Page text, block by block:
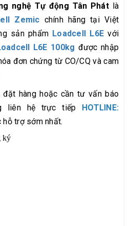
nghệ Tự động Tân Phátlà
Zemic chính hãng tại Việt
sản phẩm Loadcell L6E với
L6E 100kg được nhập
đơn chứng từ CO/CQ và cam
đặt hàng hoặc cần tư vấn báo
liên hệ trực tiếp HOTLINE:
trợ sớm nhất.